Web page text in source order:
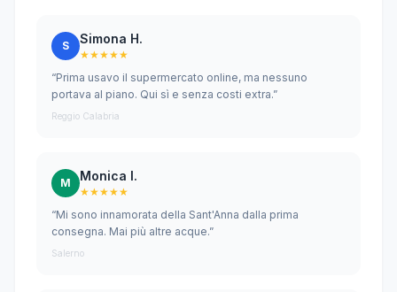
S Simona H.
★★★★★
“Prima usavo il supermercato online, ma nessuno
portava al piano. Qui sì e senza costi extra.”
Reggio Calabria
M Monica I.
★★★★★
“Mi sono innamorata della Sant'Anna dalla prima
consegna. Mai più altre acque.”
Salerno